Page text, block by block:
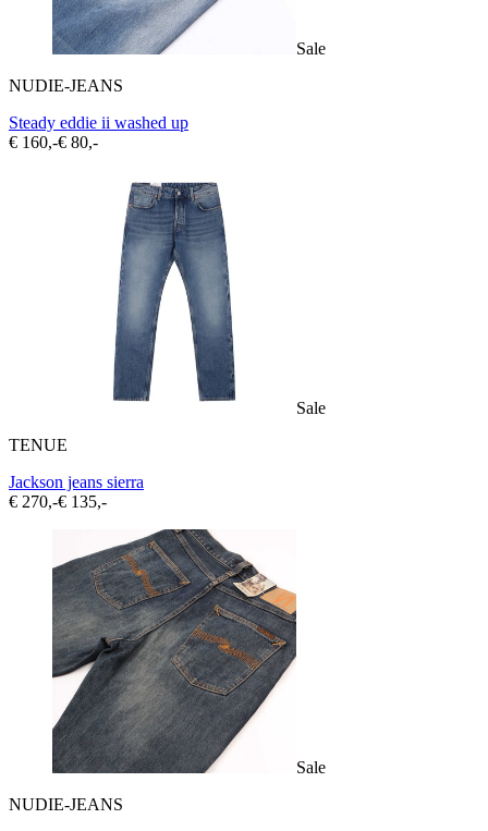
Sale
NUDIE-JEANS
Steady eddie ii washed up
€ 160,-€ 80,-
Sale
TENUE
Jackson jeans sierra
€ 270,-€ 135,-
Sale
NUDIE-JEANS